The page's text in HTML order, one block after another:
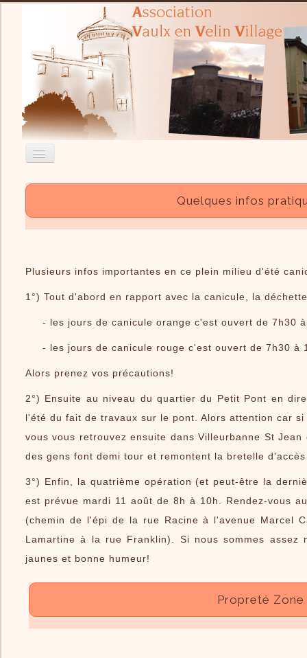
Nous contacter
Quelques infos
Plusieurs infos importantes en ce plein milieu d'été
1°) Tout d'abord en rapport avec la canicule, la
- les jours de canicule orange c'est ouvert de 7h30
- les jours de canicule rouge c'est ouvert de 7h30 à
Alors prenez vos précautions!
2°) Ensuite au niveau du quartier du Petit Pont en
l'été du fait de travaux sur le pont. Alors attention car
vous vous retrouvez ensuite dans Villeurbanne St
des gens font demi tour et remontent la bretelle
3°) Enfin, la quatrième opération (et peut-être la
est prévue mardi 11 août de 8h à 10h. Rendez-vous
(chemin de l'épi de la rue Racine à l'avenue Marcel
Lamartine à la rue Franklin). Si nous sommes
jaunes et bonne humeur!
Propreté